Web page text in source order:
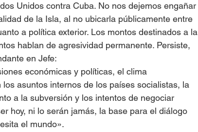
Unidos contra Cuba. No nos dejemos engañar
de la Isla, al no ubicarla públicamente entre
a política exterior. Los montos destinados a la
hablan de agresividad permanente. Persiste,
en Jefe:
económicas y políticas, el clima
asuntos internos de los países socialistas, la
a la subversión y los intentos de negociar
hoy, ni lo serán jamás, la base para el diálogo
el mundo».